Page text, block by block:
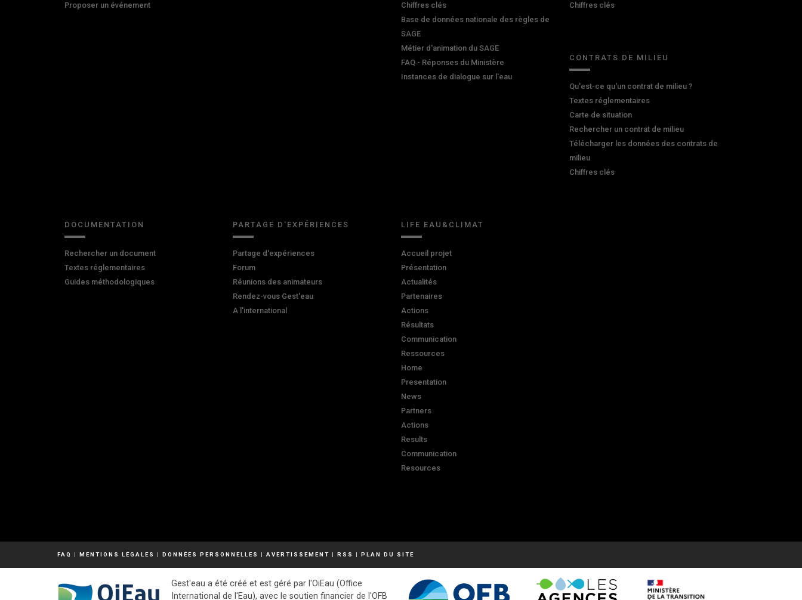
Proposer un événement
Chiffres clés
Base de données nationale des règles de
SAGE
Métier d'animation du SAGE
FAQ - Réponses du Ministère
Instances de dialogue sur l'eau
Chiffres clés
CONTRATS DE MILIEU
Qu'est-ce qu'un contrat de milieu ?
Textes réglementaires
Carte de situation
Rechercher un contrat de milieu
Télécharger les données des contrats de
milieu
Chiffres clés
DOCUMENTATION
Rechercher un document
Textes réglementaires
Guides méthodologiques
PARTAGE D'EXPÉRIENCES
Partage d'expériences
Forum
Réunions des animateurs
Rendez-vous Gest'eau
A l'international
LIFE EAU&CLIMAT
Accueil projet
Présentation
Actualités
Partenaires
Actions
Résultats
Communication
Ressources
Home
Presentation
News
Partners
Actions
Results
Communication
Resources
FAQ | MENTIONS LÉGALES | DONNÉES PERSONNELLES | AVERTISSEMENT | RSS | PLAN DU SITE
Gest'eau a été créé et est géré par l'OiEau (Office
International de l'Eau), avec le soutien financier de l'OFB